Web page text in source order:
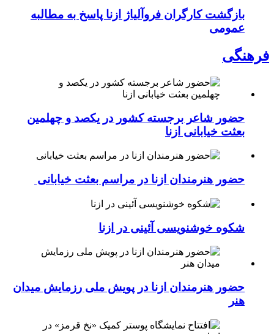
بازگشت کارگران فروآلیاژ ازنا پاسخ به مطالبه
عمومی
فرهنگی
حضور شاعر برجسته کشور در یکصد و چهلمین
بعثت خیابانی ازنا
حضور هنرمندان ازنا در مراسم بعثت خیابانی
شکوه خوشنویسی آئینی در ازنا
حضور هنرمندان ازنا در پویش ملی رزمایش میدان
هنر